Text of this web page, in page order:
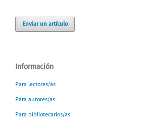
Enviar un artículo
Información
Para lectores/as
Para autores/as
Para bibliotecarios/as